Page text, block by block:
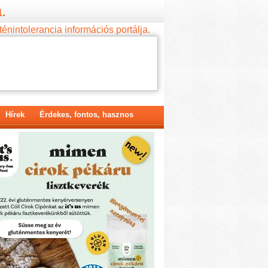
információs portálja.
Hírek Érdekes, fontos, hasznos